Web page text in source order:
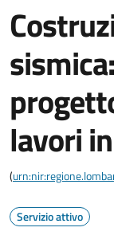
lavori
(
Servizio attivo